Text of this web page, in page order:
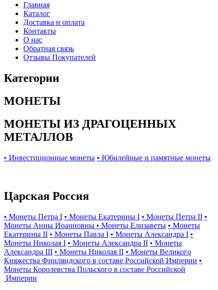
Главная
Каталог
Доставка и оплата
Контакты
О нас
Обратная связь
Отзывы Покупателей
Категории
МОНЕТЫ
МОНЕТЫ ИЗ ДРАГОЦЕННЫХ
МЕТАЛЛОВ
• Инвестиционные монеты • Юбилейные и памятные монеты
Царская Россия
• Монеты Петра I • Монеты Екатерины I • Монеты Петра II •
Монеты Анны Иоанновны • Монеты Елизаветы • Монеты
Екатерины II • Монеты Павла I • Монеты Александра I •
Монеты Николая I • Монеты Александра II • Монеты
Александра III • Монеты Николая II • Монеты Великого
Княжества Финляндского в составе Российской Империи •
Монеты Королевства Польского в составе Российской
Империи